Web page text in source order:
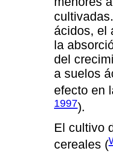
ácidos, el
la
del
a suelos
efecto en
1997).
El cultivo
cereales (